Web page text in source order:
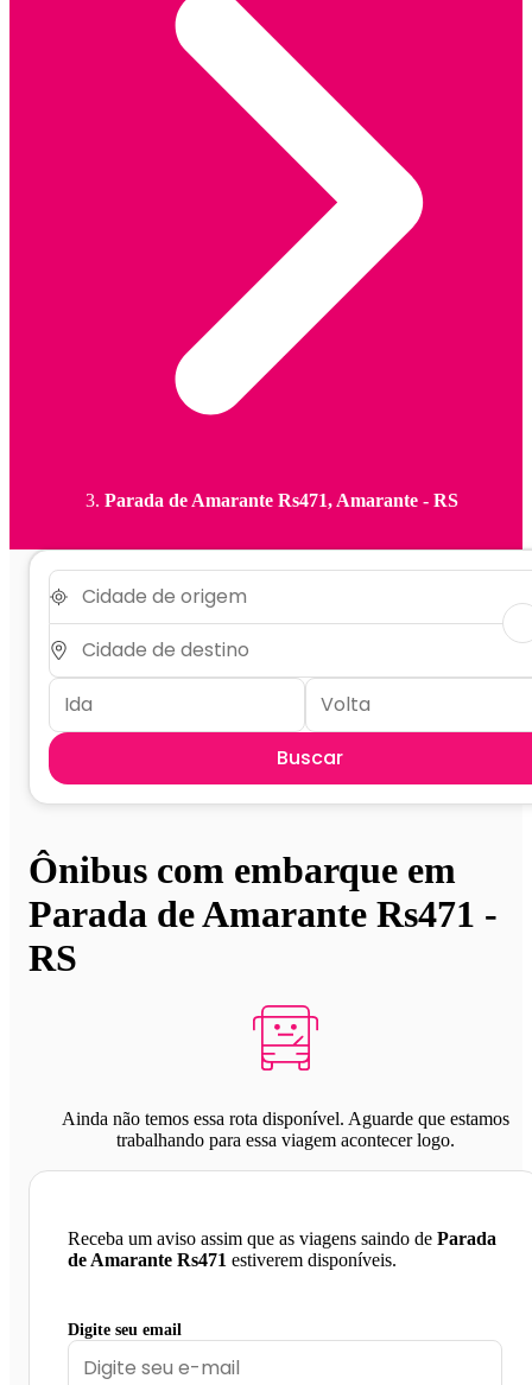
Parada de Amarante Rs471, Amarante - RS
Buscar
Ônibus com embarque em
Parada de Amarante Rs471 -
RS
Ainda não temos essa rota disponível. Aguarde que estamos
trabalhando para essa viagem acontecer logo.
Receba um aviso assim que as viagens saindo de Parada
de Amarante Rs471 estiverem disponíveis.
Digite seu email